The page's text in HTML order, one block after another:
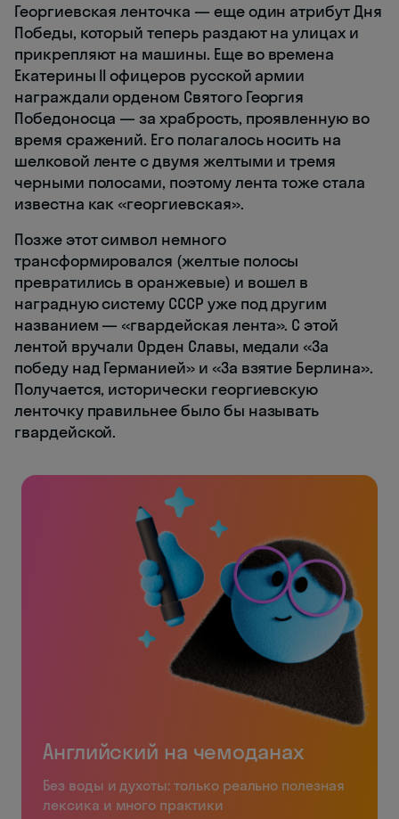
Георгиевская ленточка — еще один атрибут Дня
Победы, который теперь раздают на улицах и
прикрепляют на машины. Еще во времена
Екатерины II офицеров русской армии
награждали орденом Святого Георгия
Победоносца — за храбрость, проявленную во
время сражений. Его полагалось носить на
шелковой ленте с двумя желтыми и тремя
черными полосами, поэтому лента тоже стала
известна как «георгиевская».
Позже этот символ немного
трансформировался (желтые полосы
превратились в оранжевые) и вошел в
наградную систему СССР уже под другим
названием — «гвардейская лента». С этой
лентой вручали Орден Славы, медали «За
победу над Германией» и «За взятие Берлина».
Получается, исторически георгиевскую
ленточку правильнее было бы называть
гвардейской.
Английский на чемоданах
Без воды и духоты: только реально полезная
лексика и много практики